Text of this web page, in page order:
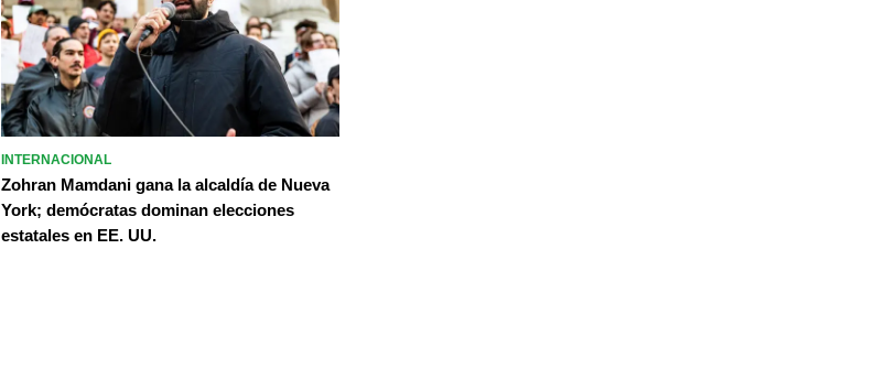
INTERNACIONAL
Zohran Mamdani gana la alcaldía de Nueva
York; demócratas dominan elecciones
estatales en EE. UU.